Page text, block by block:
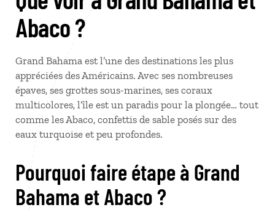
Abaco ?
Grand Bahama est l’une des destinations les plus
appréciées des Américains. Avec ses nombreuses
épaves, ses grottes sous-marines, ses coraux
multicolores, l’île est un paradis pour la plongée… tout
comme les Abaco, confettis de sable posés sur des
eaux turquoise et peu profondes.
Pourquoi faire étape à Grand
Bahama et Abaco ?